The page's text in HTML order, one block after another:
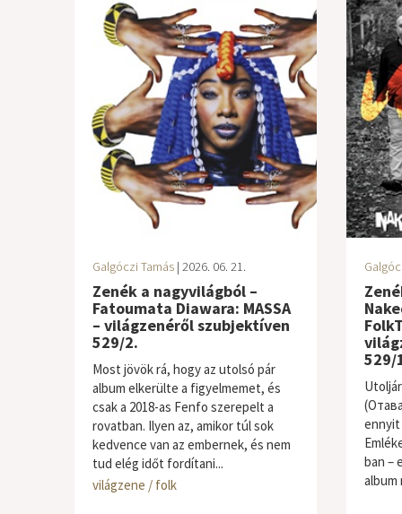
Galgóczi Tamás| 2026. 06. 21.
Zenék a nagyvilágból –
Fatoumata Diawara: MASSA
– világzenéről szubjektíven
529/2.
Most jövök rá, hogy az utolsó pár
album elkerülte a figyelmemet, és
csak a 2018-as Fenfo szerepelt a
rovatban. Ilyen az, amikor túl sok
kedvence van az embernek, és nem
tud elég időt fordítani...
világzene / folk
529/
ennyit
ban –
album